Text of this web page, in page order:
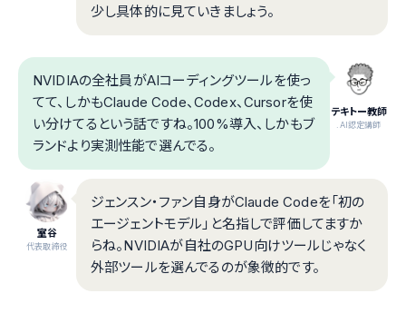
少し具体的に見ていきましょう。
テキトー教師
.AI認定講師
NVIDIAの全社員がAIコーディングツールを使っ
てて、しかもClaude Code、Codex、Cursorを使
い分けてるという話ですね。100%導入、しかもブ
ランドより実測性能で選んでる。
室谷
代表取締役
ジェンスン・ファン自身がClaude Codeを「初の
エージェントモデル」と名指しで評価してますか
らね。NVIDIAが自社のGPU向けツールじゃなく
外部ツールを選んでるのが象徴的です。